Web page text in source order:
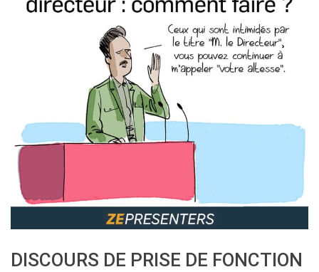
DISCOURS DE PRISE DE FONCTION